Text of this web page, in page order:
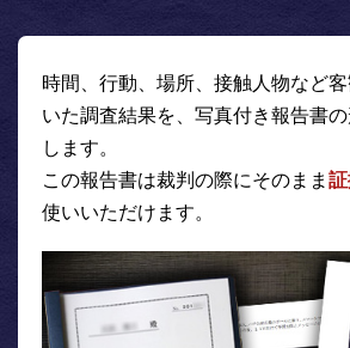
時間、行動、場所、接触人物など
いた調査結果を、写真付き報告書
します。
この報告書は裁判の際にそのまま
使いいただけます。